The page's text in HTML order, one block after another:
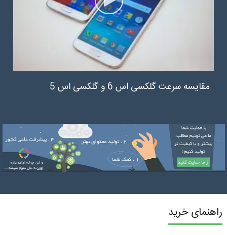
مقایسه سرعت گلکسی اس 6 و گلکسی اس 5
راهنمای خرید